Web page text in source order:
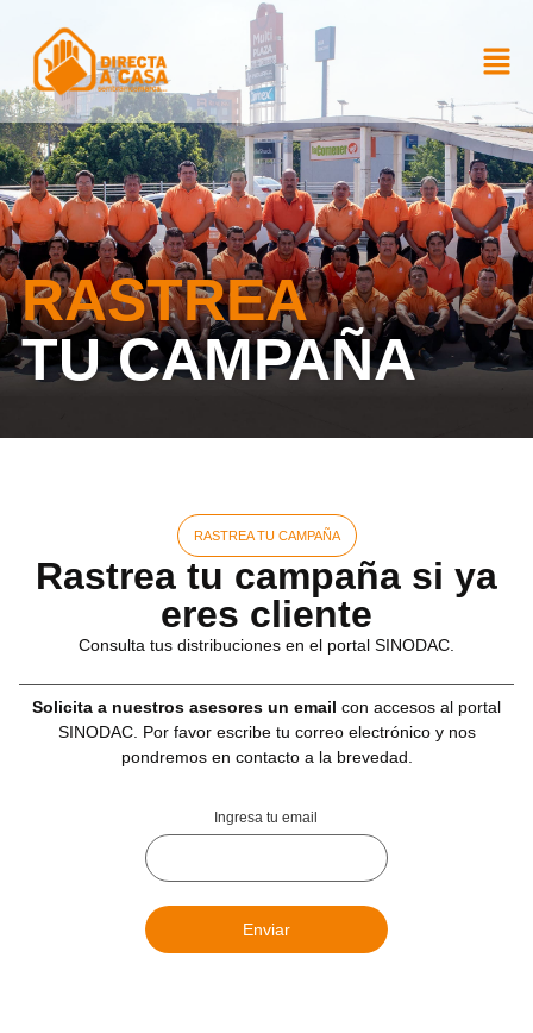
RASTREA
TU CAMPAÑA
RASTREA TU CAMPAÑA
Rastrea tu campaña si ya
eres cliente
Consulta tus distribuciones en el portal SINODAC.
Solicita a nuestros asesores un email con accesos al portal
SINODAC. Por favor escribe tu correo electrónico y nos
pondremos en contacto a la brevedad.
Ingresa tu email
Enviar